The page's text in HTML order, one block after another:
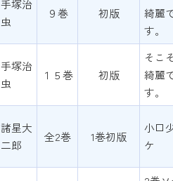
手塚治
虫
９巻 初版
綺麗
す。
手塚治
虫
１５巻 初版
そこ
綺麗
す。
諸星大
二郎
全2巻 1巻初版
小口
ケ